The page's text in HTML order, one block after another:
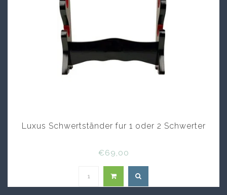
Luxus Schwertständer fur 1 oder 2 Schwerter
€69,00